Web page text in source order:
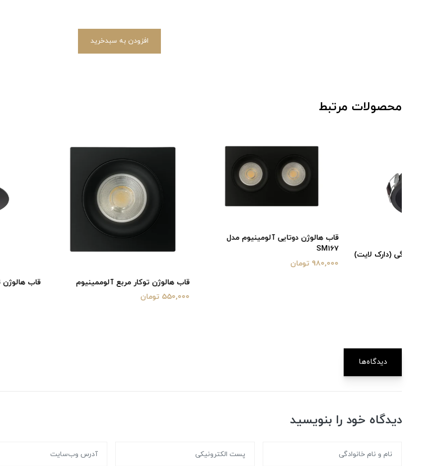
افزودن به سبدخرید
محصولات مرتبط
قاب هالوژن دوتایی آلومینیوم مدل
SM167
قاب هالوژن توکار مربع آلوممینیوم
قاب هالوژن توکار گرد
دیدگاه‌ها
دیدگاه خود را بنویسید